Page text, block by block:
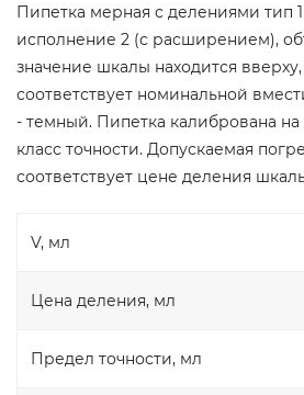
Пипетка мерная с делениями тип
исполнение 2 (с расширением),
значение шкалы находится
соответствует номинальной
- темный. Пипетка калибрована
класс точности. Допускаемая
соответствует цене деления
V, мл
Цена деления, мл
Предел точности, мл